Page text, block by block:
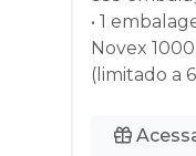
• 1
Novex
(limitado a